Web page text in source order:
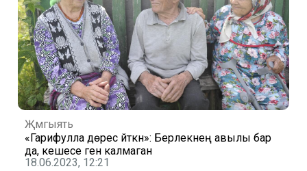
Җәмгыять
«Гарифулла дөрес әйткән»: Берлекнең авылы бар
да, кешесе генә калмаган
18.06.2023, 12:21